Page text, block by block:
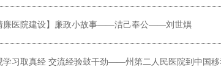
廉医院建设】廉政小故事——洁己奉公——刘世熼
习取真经 交流经验鼓干劲——州第二人民医院到中国移动楚雄州